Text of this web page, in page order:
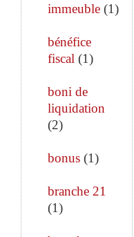
immeuble (1)
bénéfice
fiscal (1)
boni de
liquidation
(2)
bonus (1)
branche 21
(1)